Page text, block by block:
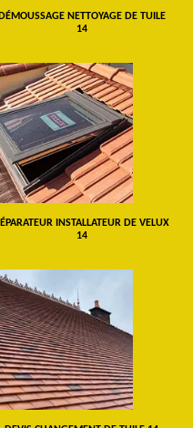
DÉMOUSSAGE NETTOYAGE DE TUILE
14
INSTALLATEUR DE VELUX
14